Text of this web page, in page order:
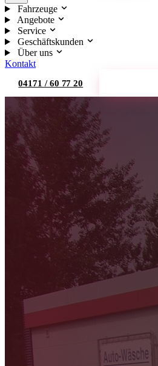
Fahrzeuge
Angebote
Service
Geschäftskunden
Über uns
Kontakt
04171 / 60 77 20